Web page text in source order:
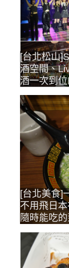
[台北松山
酒空間、
酒一次到
[台北美食]
不用飛日
隨時能吃